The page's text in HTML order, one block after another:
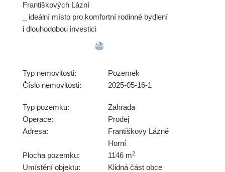
Františkových Lázní
_ ideální místo pro komfortní rodinné bydlení
i dlouhodobou investici
Typ nemovitosti:
Pozemek
Číslo nemovitosti:
2025-05-16-1
Typ pozemku:
Zahrada
Operace:
Prodej
Adresa:
Františkovy Lázně
Horní
Plocha pozemku:
1146 m2
Umístění objektu:
Klidná část obce